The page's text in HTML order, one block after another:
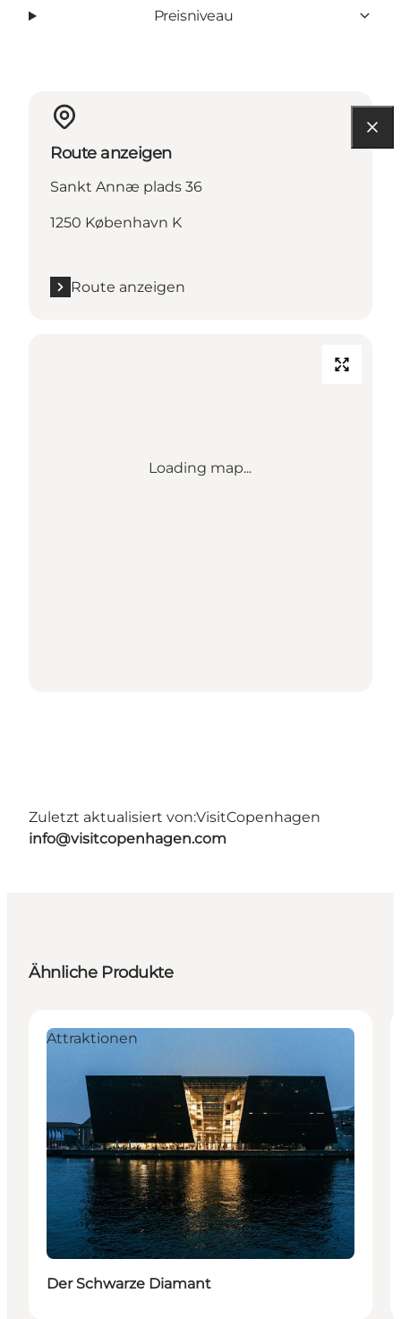
Preisniveau
Route anzeigen
Sankt Annæ plads 36
1250 København K
Route anzeigen
Loading map...
Zuletzt aktualisiert von:VisitCopenhagen
info@visitcopenhagen.com
Ähnliche Produkte
Attraktionen
Der Schwarze Diamant